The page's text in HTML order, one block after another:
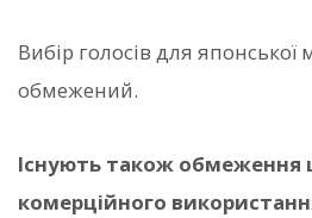
Вибір голосів для
обмежений.
Існують також
комерційного